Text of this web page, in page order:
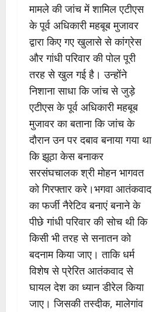
मामले की जांच में शामिल एटीएस
के पूर्व अधिकारी महबूब मुजावर
द्वारा किए गए खुलासे से कांग्रेस
और गांधी परिवार की पोल पूरी
तरह से खुल गई है। उन्होंने
निशाना साधा कि जांच से जुड़े
एटीएस के पूर्व अधिकारी महबूब
मुजावर का बताना कि जांच के
दौरान उन पर दबाव बनाया गया था
कि झूठा केस बनाकर
सरसंघचालक श्री मोहन भागवत
को गिरफ्तार करे।भगवा आतंकवाद
का फर्जी नैरेटिव बनाएं बनाने के
पीछे गांधी परिवार की सोच थी कि
किसी भी तरह से सनातन को
बदनाम किया जाए। ताकि धर्म
विशेष से प्रेरित आतंकवाद से
घायल देश का ध्यान डीरेल किया
जाए। जिसकी तस्दीक, मालेगांव